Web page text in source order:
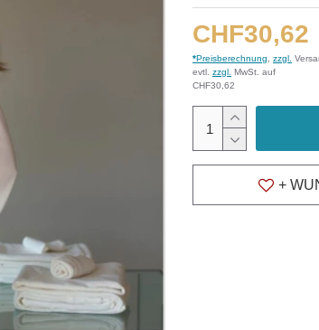
CHF30,62
*Preisberechnung zzgl.
evtl. zzgl. MwSt. auf
CHF30,62
+